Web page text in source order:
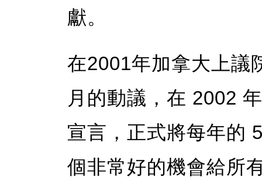
獻。
在2001年加拿大上議
月的動議，在 2002
宣言，正式將每年的
個非常好的機會給所